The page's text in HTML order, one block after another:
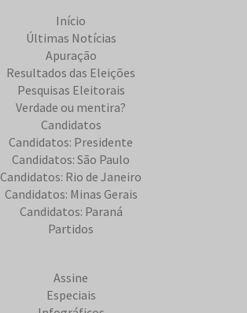
Início
Últimas Notícias
Apuração
Resultados das Eleições
Pesquisas Eleitorais
Verdade ou mentira?
Candidatos
Candidatos: Presidente
Candidatos: São Paulo
Candidatos: Rio de Janeiro
Candidatos: Minas Gerais
Candidatos: Paraná
Partidos
Assine
Especiais